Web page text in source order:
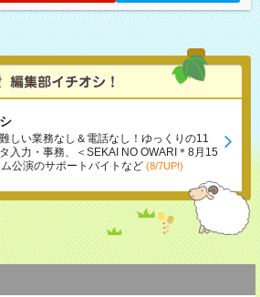
難しい業務なし＆電話なし！ゆっくりの11
入力・事務、＜SEKAI NO OWARI＊8月15
公演のサポートバイトなど (8/7UP!)